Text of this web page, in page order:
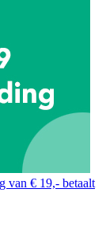
van € 19,- betaalt